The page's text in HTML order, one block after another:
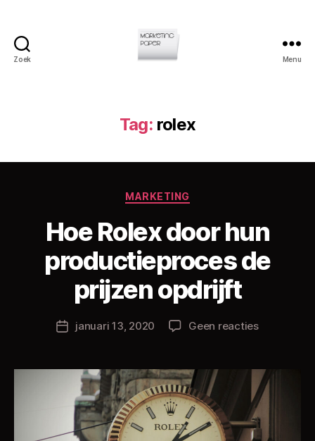
Zoek Menu
Tag: rolex
Categorieën
MARKETING
Hoe Rolex door hun
productieproces de
prijzen opdrijft
Berichtauteur
D
o
o
r
C
ri
a
m
Berichtdatum
januari 13, 2020 Geen reactiesop
door
hun
de
prijzen